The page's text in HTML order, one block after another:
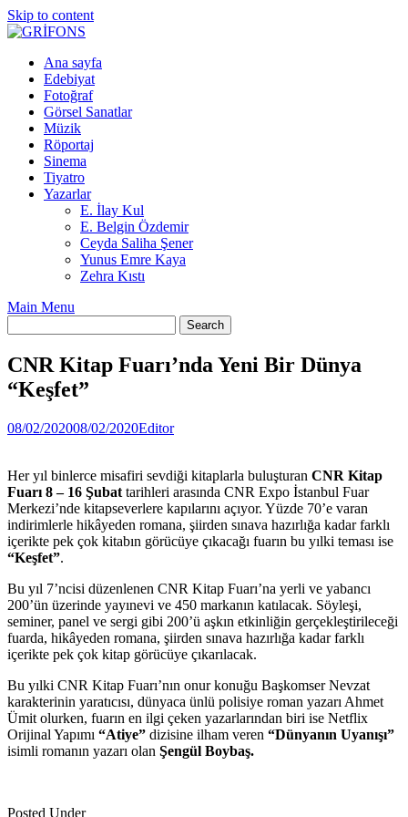
Skip to content
Ana sayfa
Edebiyat
Fotoğraf
Görsel Sanatlar
Müzik
Röportaj
Sinema
Tiyatro
Yazarlar
E. İlay Kul
E. Belgin Özdemir
Ceyda Saliha Şener
Yunus Emre Kaya
Zehra Kıstı
Main Menu
CNR Kitap Fuarı’nda Yeni Bir Dünya
“Keşfet”
08/02/202008/02/2020Editor
Her yıl binlerce misafiri sevdiği kitaplarla buluşturan CNR Kitap
Fuarı 8 – 16 Şubat tarihleri arasında CNR Expo İstanbul Fuar
Merkezi’nde kitapseverlere kapılarını açıyor. Yüzde 70’e varan
indirimlerle hikâyeden romana, şiirden sınava hazırlığa kadar farklı
içerikte pek çok kitabın görücüye çıkacağı fuarın bu yılki teması ise
“Keşfet”.
Bu yıl 7’ncisi düzenlenen CNR Kitap Fuarı’na yerli ve yabancı
200’ün üzerinde yayınevi ve 450 markanın katılacak. Söyleşi,
seminer, panel ve sergi gibi 200’ü aşkın etkinliğin gerçekleştirileceği
fuarda, hikâyeden romana, şiirden sınava hazırlığa kadar farklı
içerikte pek çok kitap görücüye çıkarılacak.
Bu yılki CNR Kitap Fuarı’nın onur konuğu Başkomser Nevzat
karakterinin yaratıcısı, dünyaca ünlü polisiye roman yazarı Ahmet
Ümit olurken, fuarın en ilgi çeken yazarlarından biri ise Netflix
Orijinal Yapımı “Atiye” dizisine ilham veren “Dünyanın Uyanışı”
isimli romanın yazarı olan Şengül Boybaş.
Posted Under